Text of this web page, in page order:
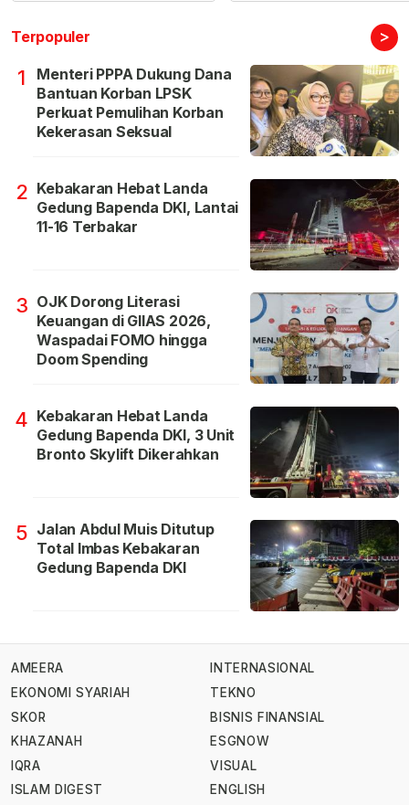
Terpopuler >
1
Menteri PPPA Dukung Dana
Bantuan Korban LPSK
Perkuat Pemulihan Korban
Kekerasan Seksual
2 Kebakaran Hebat Landa
Gedung Bapenda DKI, Lantai
11-16 Terbakar
3 OJK Dorong Literasi
Keuangan di GIIAS 2026,
Waspadai FOMO hingga
Doom Spending
4 Kebakaran Hebat Landa
Gedung Bapenda DKI, 3 Unit
Bronto Skylift Dikerahkan
5 Jalan Abdul Muis Ditutup
Total Imbas Kebakaran
Gedung Bapenda DKI
AMEERA
EKONOMI SYARIAH
SKOR
KHAZANAH
IQRA
ISLAM DIGEST
INTERNASIONAL
TEKNO
BISNIS FINANSIAL
ESGNOW
VISUAL
ENGLISH